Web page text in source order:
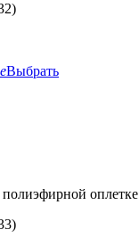
Выбрать
полиэфирной оплетке